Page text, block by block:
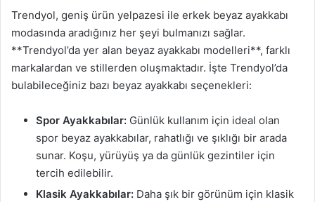
Trendyol, geniş ürün yelpazesi ile erkek beyaz ayakkabı
modasında aradığınız her şeyi bulmanızı sağlar.
**Trendyol’da yer alan beyaz ayakkabı modelleri**, farklı
markalardan ve stillerden oluşmaktadır. İşte Trendyol’da
bulabileceğiniz bazı beyaz ayakkabı seçenekleri:
Spor Ayakkabılar: Günlük kullanım için ideal olan
spor beyaz ayakkabılar, rahatlığı ve şıklığı bir arada
sunar. Koşu, yürüyüş ya da günlük gezintiler için
tercih edilebilir.
Klasik Ayakkabılar: Daha şık bir görünüm için klasik